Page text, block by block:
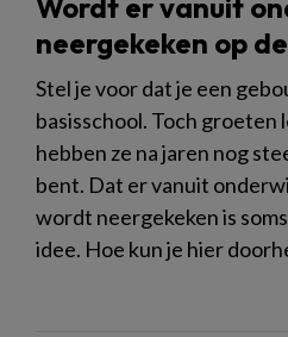
neergekeken op
Stel je voor dat je een
basisschool. Toch groeten
hebben ze na jaren nog
bent. Dat er vanuit
wordt neergekeken is
idee. Hoe kun je hier